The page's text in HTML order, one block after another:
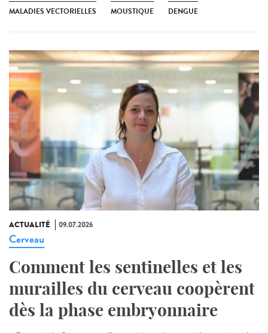
MALADIES VECTORIELLES MOUSTIQUE DENGUE
ACTUALITÉ 09.07.2026
Cerveau
Comment les sentinelles et les
murailles du cerveau coopèrent
dès la phase embryonnaire